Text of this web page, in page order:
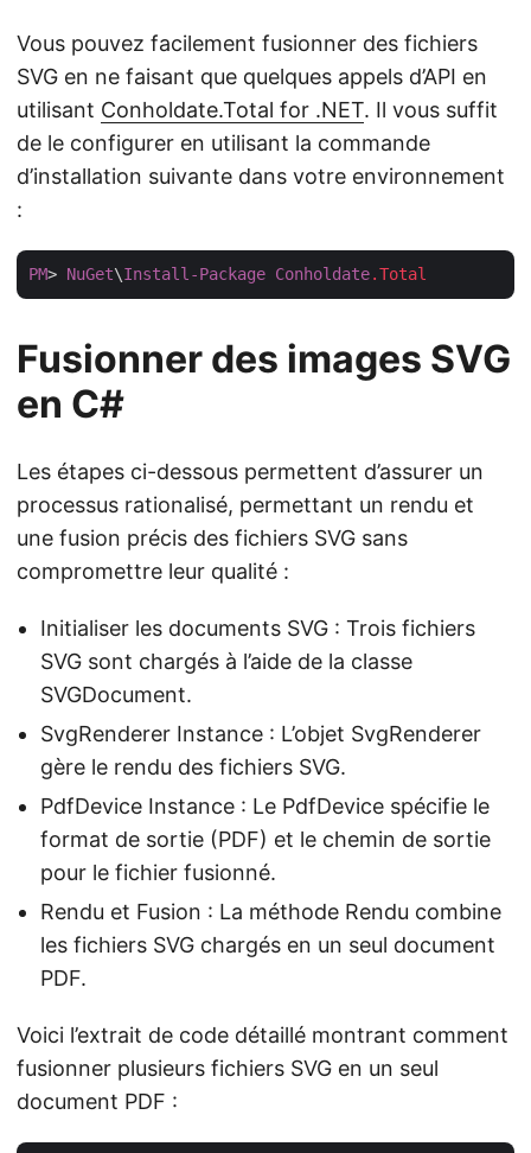
Vous pouvez facilement fusionner des fichiers
SVG en ne faisant que quelques appels d’API en
utilisant Conholdate.Total for .NET. Il vous suffit
de le configurer en utilisant la commande
d’installation suivante dans votre environnement
:
PM> NuGet\Install-Package Conholdate.Total
Fusionner des images SVG
en C#
Les étapes ci-dessous permettent d’assurer un
processus rationalisé, permettant un rendu et
une fusion précis des fichiers SVG sans
compromettre leur qualité :
Initialiser les documents SVG : Trois fichiers
SVG sont chargés à l’aide de la classe
SVGDocument.
SvgRenderer Instance : L’objet SvgRenderer
gère le rendu des fichiers SVG.
PdfDevice Instance : Le PdfDevice spécifie le
format de sortie (PDF) et le chemin de sortie
pour le fichier fusionné.
Rendu et Fusion : La méthode Rendu combine
les fichiers SVG chargés en un seul document
PDF.
Voici l’extrait de code détaillé montrant comment
fusionner plusieurs fichiers SVG en un seul
document PDF :